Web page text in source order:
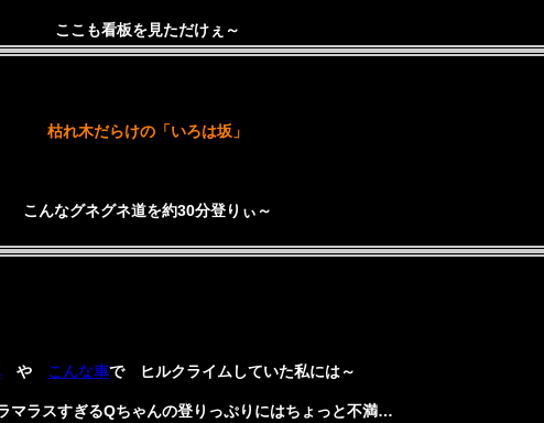
ここも看板を見ただけぇ～
枯れ木だらけの「いろは坂」
こんなグネグネ道を約30分登りぃ～
や こんな車で ヒルクライムしていた私には～
マラスすぎるQちゃんの登りっぷりにはちょっと不満…